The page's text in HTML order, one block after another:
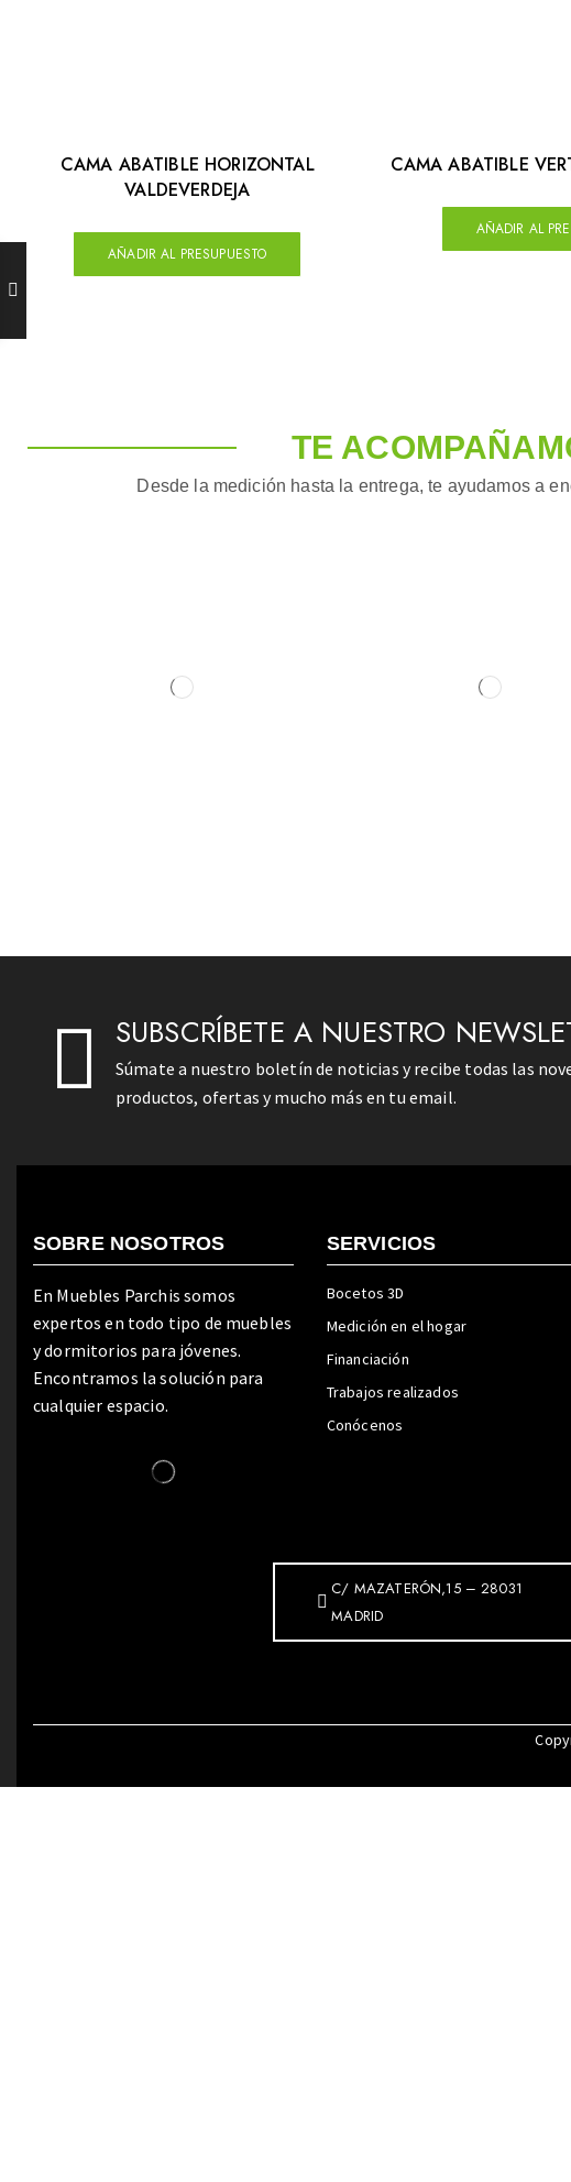
CAMA ABATIBLE HORIZONTAL
VALDEVERDEJA
AÑADIR AL PRESUPUESTO
CAMA ABATIBLE
AÑADIR AL
TE
Desde la medición hasta la entrega, te ayudamos a
SUBSCRÍBETE A NUESTRO
Súmate a nuestro boletín de noticias y recibe todas las
productos, ofertas y mucho más en tu email.
SOBRE NOSOTROS
En Muebles Parchis somos
expertos en todo tipo de muebles
y dormitorios para jóvenes.
Encontramos la solución para
cualquier espacio.
SERVICIOS
Bocetos 3D
Medición en el hogar
Financiación
Trabajos realizados
Conócenos
C/ MAZATERÓN,15 – 28031
MADRID